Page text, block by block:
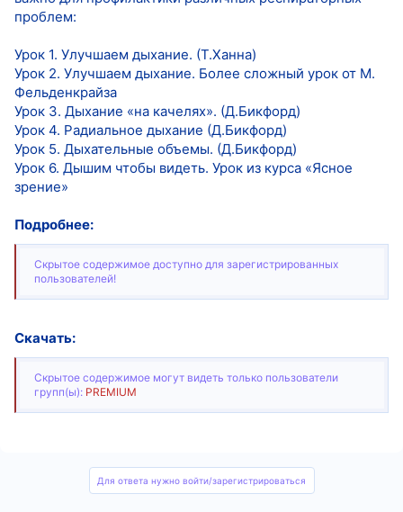
проблем:
Урок 1. Улучшаем дыхание. (Т.Ханна)
Урок 2. Улучшаем дыхание. Более сложный урок от М.
Фельденкрайза
Урок 3. Дыхание «на качелях». (Д.Бикфорд)
Урок 4. Радиальное дыхание (Д.Бикфорд)
Урок 5. Дыхательные объемы. (Д.Бикфорд)
Урок 6. Дышим чтобы видеть. Урок из курса «Ясное
зрение»
Подробнее:
Скрытое содержимое доступно для зарегистрированных
пользователей!
Скачать:
Скрытое содержимое могут видеть только пользователи
групп(ы): PREMIUM
Для ответа нужно войти/зарегистрироваться